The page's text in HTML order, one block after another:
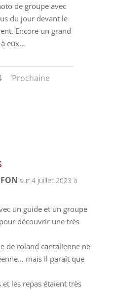
de groupe avec
du jour devant le
Encore un grand
eux…
Prochaine
sur 4 juillet 2023 à
un guide et un groupe
découvrir une très
de roland cantalienne ne
mais il paraît que
et les repas étaient très